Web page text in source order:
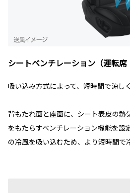
シートベンチレーション（運転席
吸い込み方式によって、短時間で涼しく
背もたれ面と座面に、シート表皮の熱
をもたらすベンチレーション機能を設
の冷風を吸い込むため、より短時間で